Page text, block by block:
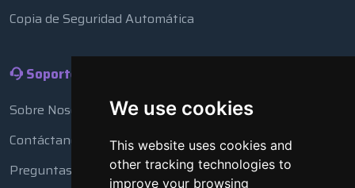
We use cookies
This website uses cookies and
other tracking technologies to
improve your browsing
Copia de Seguridad Automática
Soporte
Sobre Nosotros
Contáctanos
Preguntas Frecuentes